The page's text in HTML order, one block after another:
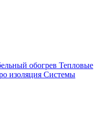
обогрев Тепловые
изоляция Системы